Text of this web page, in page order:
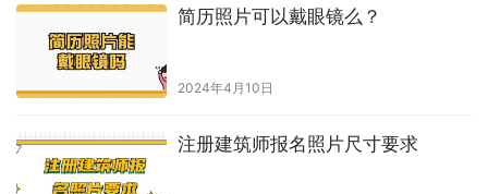
简历照片可以戴眼镜么？
2024年4月10日
注册建筑师报名照片尺寸要求